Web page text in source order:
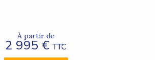
À partir de
2 995 €TTC